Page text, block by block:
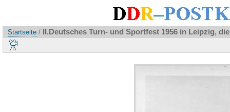
Startseite / II.Deutsches Turn- und Sportfest 1956 in Leipzig,